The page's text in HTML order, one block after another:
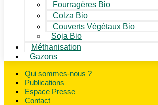
Fourragères Bio
Colza Bio
Couverts Végétaux Bio
Soja Bio
Méthanisation
Gazons
Qui sommes-nous ?
Publications
Espace Presse
Contact